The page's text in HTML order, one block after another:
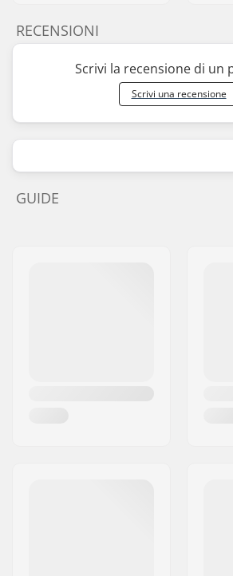
RECENSIONI
Scrivi la recensione di un
Scrivi una recensione
GUIDE